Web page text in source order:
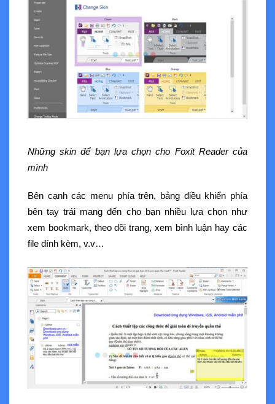
Những skin để bạn lựa chọn cho Foxit Reader của
mình
Bên cạnh các menu phía trên, bảng điều khiển phía
bên tay trái mang đến cho bạn nhiều lựa chọn như
xem bookmark, theo dõi trang, xem bình luận hay các
file đính kèm, v.v…